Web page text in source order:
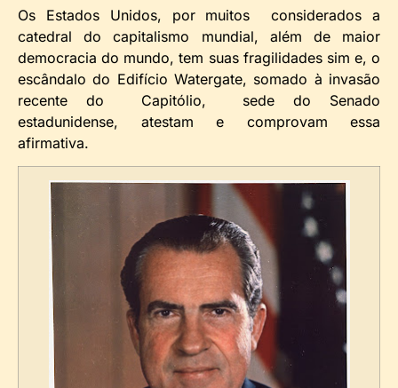
Os Estados Unidos, por muitos considerados a
catedral do capitalismo mundial, além de maior
democracia do mundo, tem suas fragilidades sim e, o
escândalo do Edifício Watergate, somado à invasão
recente do Capitólio, sede do Senado
estadunidense, atestam e comprovam essa
afirmativa.